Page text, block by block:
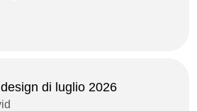
di luglio 2026